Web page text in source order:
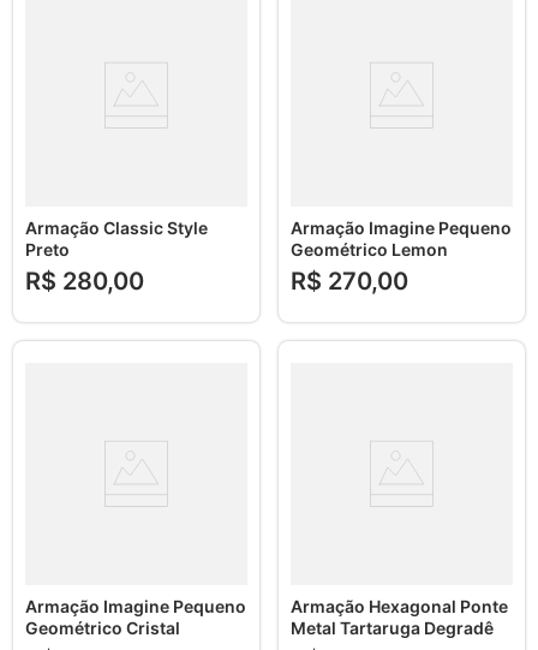
Armação Classic Style
Preto
R$ 280,00
Armação Imagine Pequeno
Geométrico Lemon
R$ 270,00
Armação Imagine Pequeno
Geométrico Cristal
Armação Hexagonal Ponte
Metal Tartaruga Degradê